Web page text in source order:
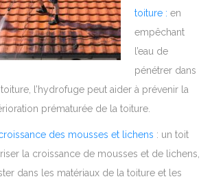
toiture : en
empêchant
l’eau de
pénétrer dans
l’hydrofuge peut aider à prévenir la
prématurée de la toiture.
des mousses et lichens : un toit
la croissance de mousses et de lichens,
dans les matériaux de la toiture et les